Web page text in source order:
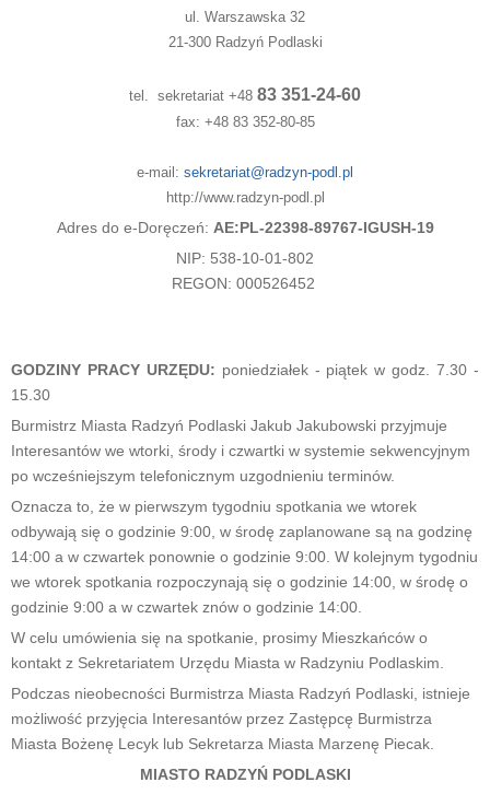
ul. Warszawska 32
21-300 Radzyń Podlaski
tel. sekretariat +48 83 351-24-60
fax: +48 83 352-80-85
e-mail: sekretariat@radzyn-podl.pl
http://www.radzyn-podl.pl
Adres do e-Doręczeń: AE:PL-22398-89767-IGUSH-19
NIP: 538-10-01-802
REGON: 000526452
GODZINY PRACY URZĘDU: poniedziałek - piątek w godz. 7.30 -
15.30
Burmistrz Miasta Radzyń Podlaski Jakub Jakubowski przyjmuje
Interesantów we wtorki, środy i czwartki w systemie sekwencyjnym
po wcześniejszym telefonicznym uzgodnieniu terminów.
Oznacza to, że w pierwszym tygodniu spotkania we wtorek
odbywają się o godzinie 9:00, w środę zaplanowane są na godzinę
14:00 a w czwartek ponownie o godzinie 9:00. W kolejnym tygodniu
we wtorek spotkania rozpoczynają się o godzinie 14:00, w środę o
godzinie 9:00 a w czwartek znów o godzinie 14:00.
W celu umówienia się na spotkanie, prosimy Mieszkańców o
kontakt z Sekretariatem Urzędu Miasta w Radzyniu Podlaskim.
Podczas nieobecności Burmistrza Miasta Radzyń Podlaski, istnieje
możliwość przyjęcia Interesantów przez Zastępcę Burmistrza
Miasta Bożenę Lecyk lub Sekretarza Miasta Marzenę Piecak.
MIASTO RADZYŃ PODLASKI